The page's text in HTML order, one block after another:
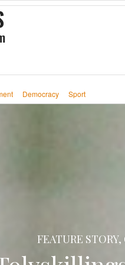
Democracy Sport
FEATURE